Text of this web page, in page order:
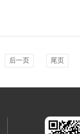
后一页 尾页